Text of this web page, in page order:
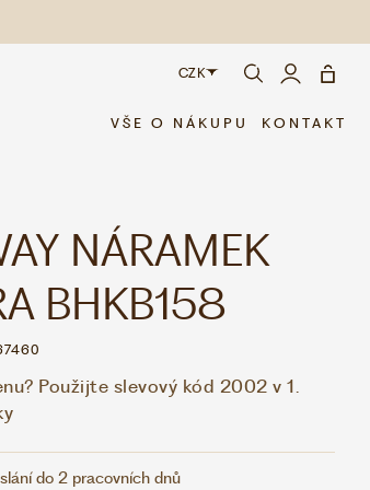
CZK
CZK
VŠE O NÁKUPU KONTAKT
NÁRAMEK
BHKB158
Použijte slevový kód 2002 v 1.
do 2 pracovních dnů